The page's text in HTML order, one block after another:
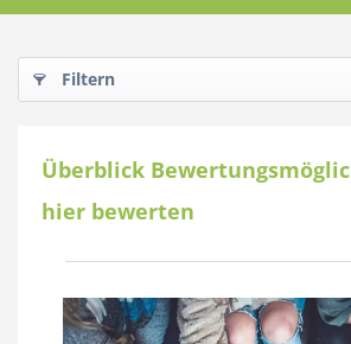
Filtern
Überblick
hier bewerten